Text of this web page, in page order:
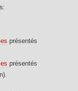
présentés
présentés